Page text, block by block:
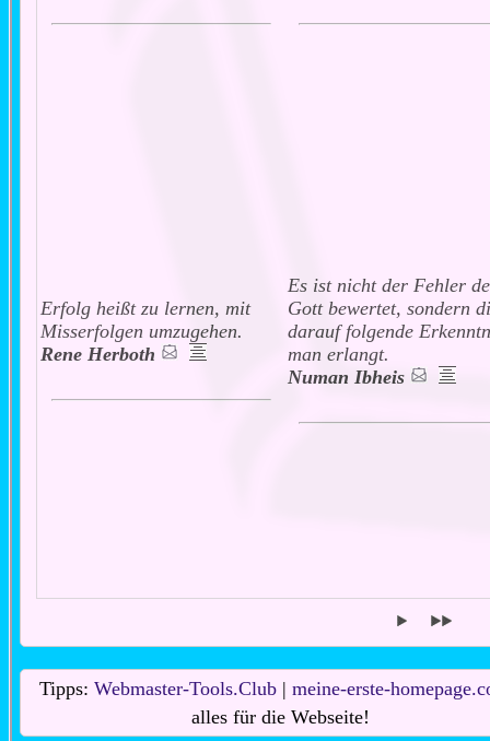
Erfolg heißt zu lernen, mit
Misserfolgen umzugehen.
Rene Herboth
Es ist nicht der Fehler
Gott bewertet, sondern
darauf folgende
man erlangt.
Numan Ibheis
Tipps: Webmaster-Tools.Club| meine-erste-
alles für die Webseite!